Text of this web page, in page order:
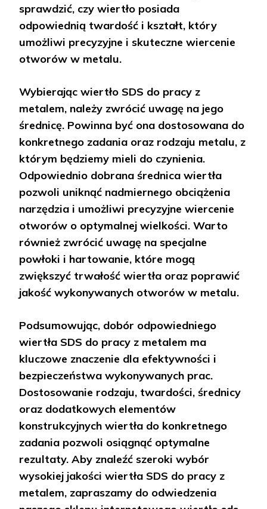
sprawdzić, czy wiertło posiada
odpowiednią twardość i kształt, który
umożliwi precyzyjne i skuteczne wiercenie
otworów w metalu.
Wybierając wiertło SDS do pracy z
metalem, należy zwrócić uwagę na jego
średnicę. Powinna być ona dostosowana do
konkretnego zadania oraz rodzaju metalu, z
którym będziemy mieli do czynienia.
Odpowiednio dobrana średnica wiertła
pozwoli uniknąć nadmiernego obciążenia
narzędzia i umożliwi precyzyjne wiercenie
otworów o optymalnej wielkości. Warto
również zwrócić uwagę na specjalne
powłoki i hartowanie, które mogą
zwiększyć trwałość wiertła oraz poprawić
jakość wykonywanych otworów w metalu.
Podsumowując, dobór odpowiedniego
wiertła SDS do pracy z metalem ma
kluczowe znaczenie dla efektywności i
bezpieczeństwa wykonywanych prac.
Dostosowanie rodzaju, twardości, średnicy
oraz dodatkowych elementów
konstrukcyjnych wiertła do konkretnego
zadania pozwoli osiągnąć optymalne
rezultaty. Aby znaleźć szeroki wybór
wysokiej jakości wiertła SDS do pracy z
metalem, zapraszamy do odwiedzenia